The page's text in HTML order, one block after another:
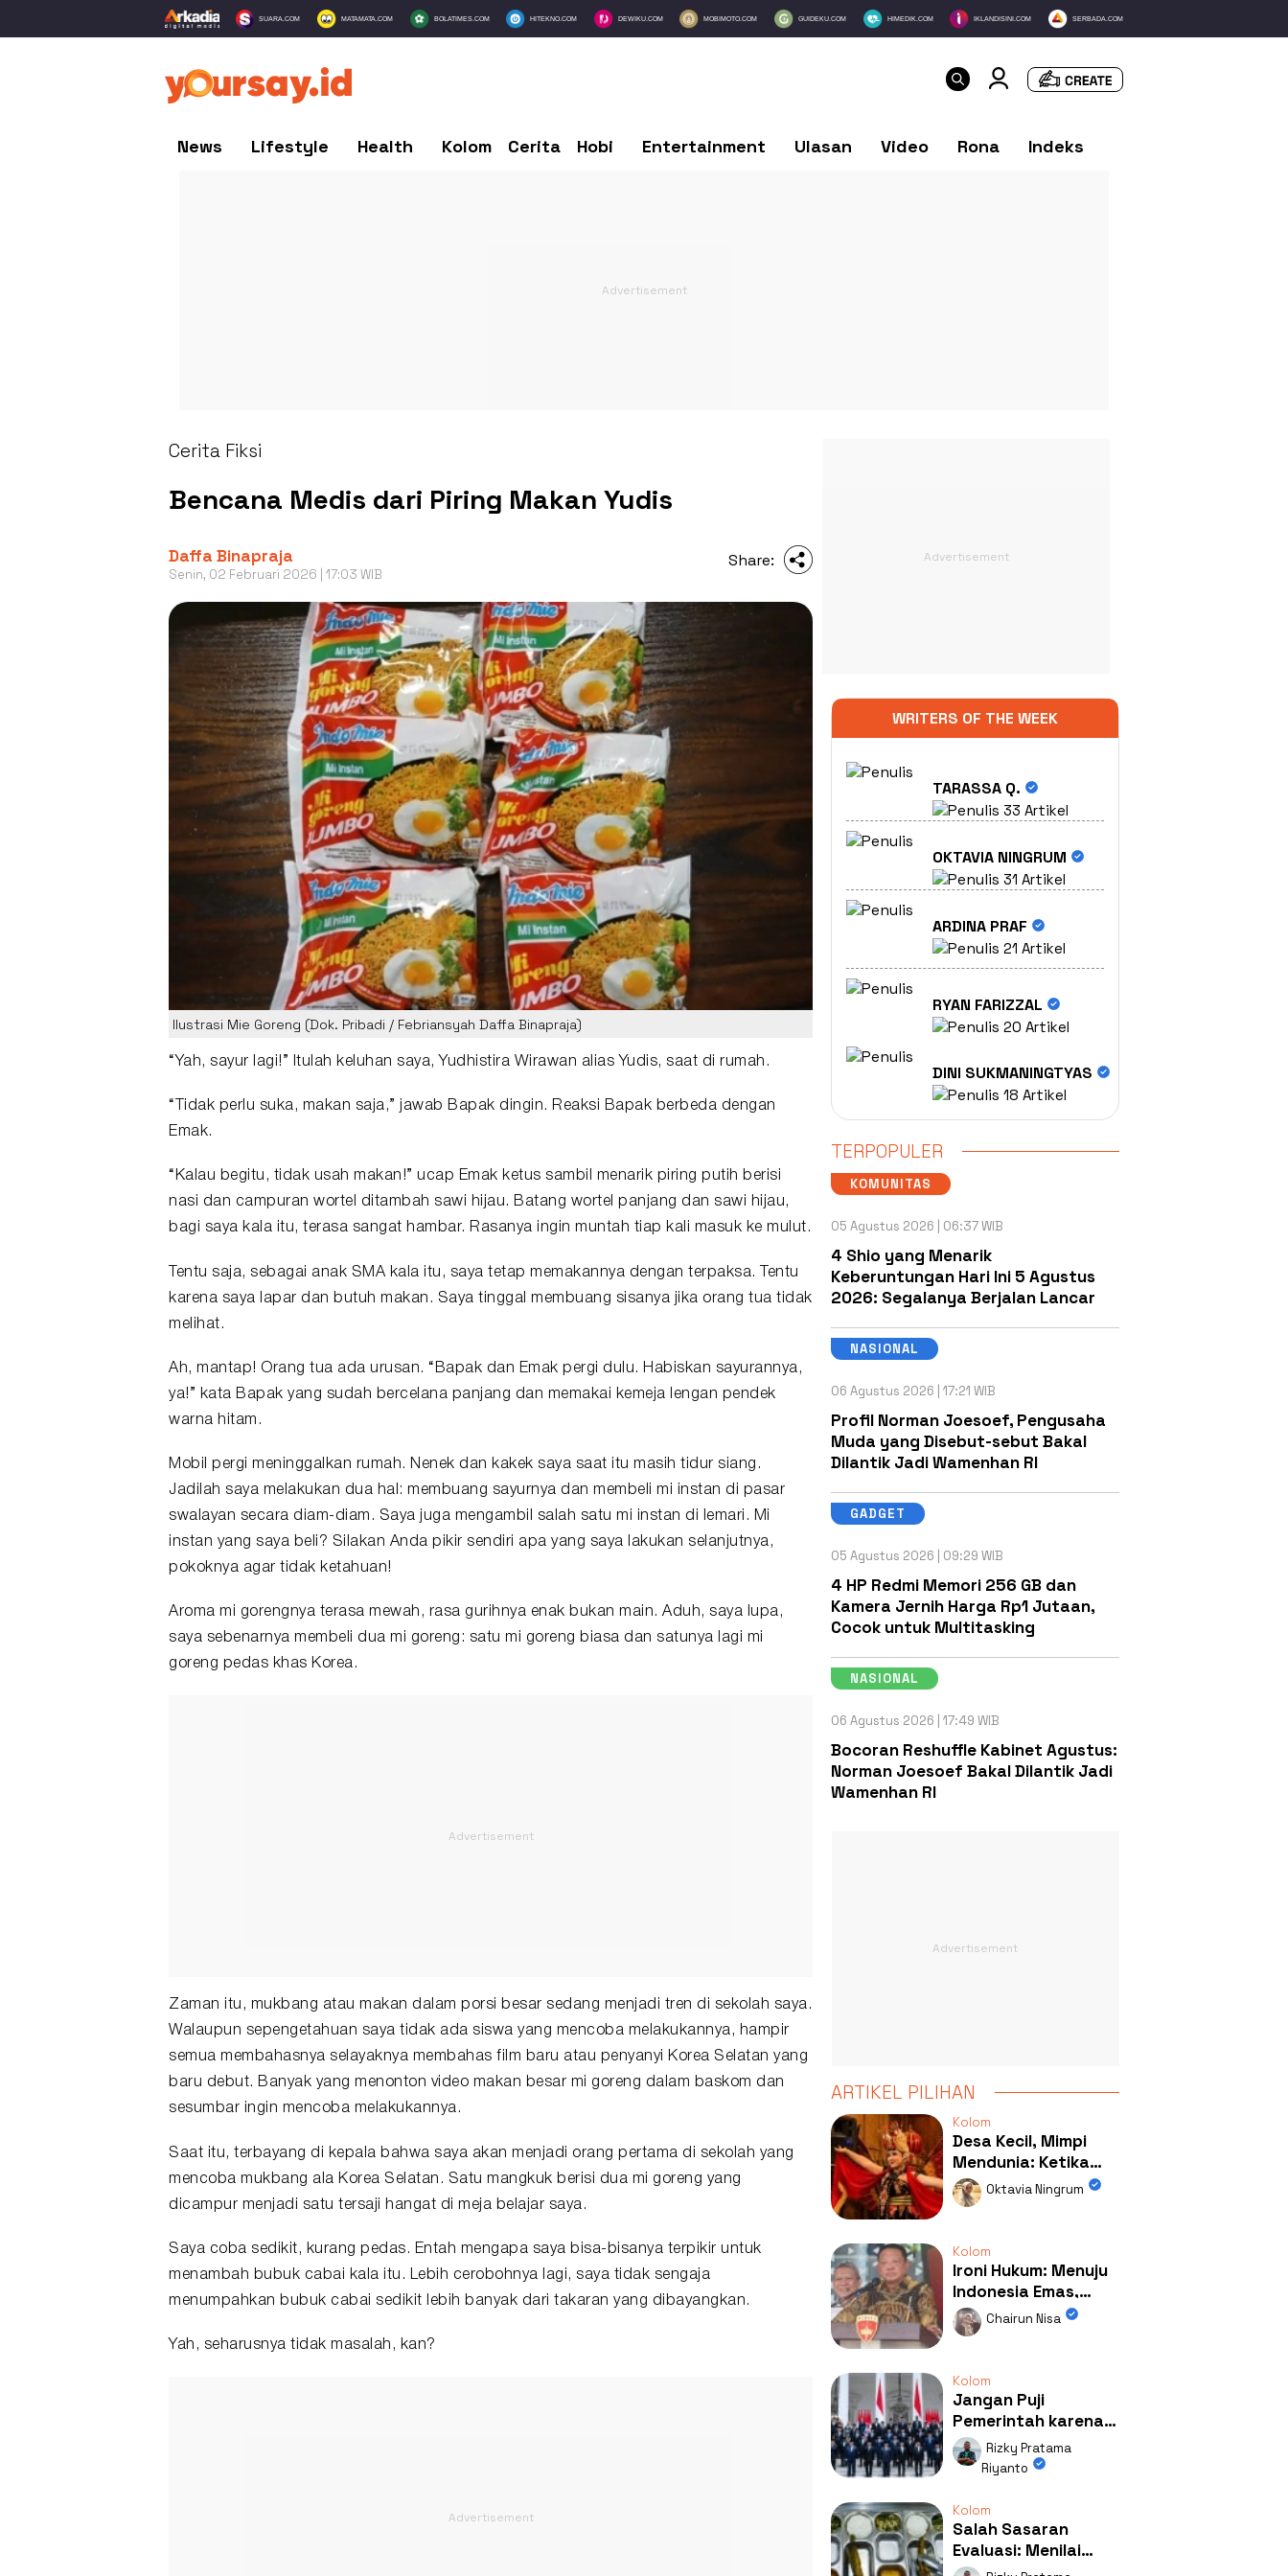
SUARA.COM MATAMATA.COM BOLATIMES.COM HITEKNO.COM DEWIKU.COM MOBIMOTO.COM GUIDEKU.COM HIMEDIK.COM IKLANDISINI.COM SERBADA.COM
News Lifestyle Health Kolom Cerita Hobi Entertainment Ulasan Video Rona Indeks
Cerita Fiksi
Bencana Medis dari Piring Makan Yudis
Daffa Binapraja
Senin, 02 Februari 2026 | 17:03 WIB
Share:
Ilustrasi Mie Goreng (Dok. Pribadi / Febriansyah Daffa Binapraja)
“Yah, sayur lagi!” Itulah keluhan saya, Yudhistira Wirawan alias Yudis, saat di rumah.
“Tidak perlu suka, makan saja,” jawab Bapak dingin. Reaksi Bapak berbeda dengan
Emak.
“Kalau begitu, tidak usah makan!” ucap Emak ketus sambil menarik piring
putih berisi
nasi dan campuran wortel ditambah sawi hijau. Batang wortel panjang dan sawi hijau,
bagi saya kala itu, terasa sangat hambar. Rasanya ingin muntah tiap kali masuk ke mulut.
Tentu saja, sebagai anak SMA kala itu, saya tetap memakannya dengan terpaksa. Tentu
karena saya lapar dan butuh makan. Saya tinggal membuang sisanya jika orang tua tidak
melihat.
Ah, mantap! Orang tua ada urusan. “Bapak dan Emak pergi dulu. Habiskan sayurannya,
ya!” kata Bapak yang sudah bercelana panjang dan memakai kemeja lengan pendek
warna hitam.
Mobil pergi meninggalkan rumah. Nenek dan kakek saya saat itu masih tidur siang.
Jadilah saya melakukan dua hal: membuang sayurnya dan membeli mi instan di pasar
swalayan secara diam-diam. Saya juga mengambil salah satu mi instan di lemari. Mi
instan yang saya beli? Silakan Anda pikir sendiri apa yang saya lakukan selanjutnya,
pokoknya agar tidak ketahuan!
Aroma mi gorengnya terasa mewah, rasa gurihnya enak bukan main. Aduh, saya lupa,
saya sebenarnya membeli dua mi goreng: satu mi goreng biasa dan satunya lagi mi
goreng pedas khas Korea.
Zaman itu, mukbang atau makan dalam porsi besar sedang menjadi tren di sekolah saya.
Walaupun sepengetahuan saya tidak ada siswa yang mencoba melakukannya, hampir
semua membahasnya selayaknya membahas film baru atau penyanyi Korea Selatan yang
baru debut. Banyak yang menonton video makan besar mi goreng dalam baskom dan
sesumbar ingin mencoba melakukannya.
Saat itu, terbayang di kepala bahwa saya akan menjadi orang pertama di sekolah yang
mencoba mukbang ala Korea Selatan. Satu mangkuk berisi dua mi goreng yang
dicampur menjadi satu tersaji hangat di meja belajar saya.
Saya coba sedikit, kurang pedas. Entah mengapa saya bisa-bisanya terpikir untuk
menambah bubuk cabai kala itu. Lebih cerobohnya lagi, saya tidak sengaja
menumpahkan bubuk cabai sedikit lebih banyak dari takaran yang dibayangkan.
Yah, seharusnya tidak masalah, kan?
WRITERS OF THE WEEK
TARASSA Q.
33 Artikel
OKTAVIA NINGRUM
31 Artikel
ARDINA PRAF
21 Artikel
RYAN FARIZZAL
20 Artikel
DINI SUKMANINGTYAS
18 Artikel
TERPOPULER
KOMUNITAS
05 Agustus 2026 | 06:37 WIB
4 Shio yang Menarik
Keberuntungan Hari Ini 5 Agustus
2026: Segalanya Berjalan Lancar
NASIONAL
06 Agustus 2026 | 17:21 WIB
Profil Norman Joesoef, Pengusaha
Muda yang Disebut-sebut Bakal
Dilantik Jadi Wamenhan RI
GADGET
05 Agustus 2026 | 09:29 WIB
4 HP Redmi Memori 256 GB dan
Kamera Jernih Harga Rp1 Jutaan,
Cocok untuk Multitasking
NASIONAL
06 Agustus 2026 | 17:49 WIB
Bocoran Reshuffle Kabinet Agustus:
Norman Joesoef Bakal Dilantik Jadi
Wamenhan RI
ARTIKEL PILIHAN
Kolom
Desa Kecil, Mimpi
Mendunia: Ketika
Kolaborasi
Mengubah Wajah
Oktavia Ningrum
Kolom
Ironi Hukum: Menuju
Indonesia Emas,
Ternyata Emasnya
Ada di Rumah Febrie!
Chairun Nisa
Kolom
Jangan Puji
Pemerintah karena
Kerja: Mengapa
Publik Begitu Mudah
Rizky Pratama
Riyanto
Kolom
Salah Sasaran
Evaluasi: Menilai
Program MBG Lewat